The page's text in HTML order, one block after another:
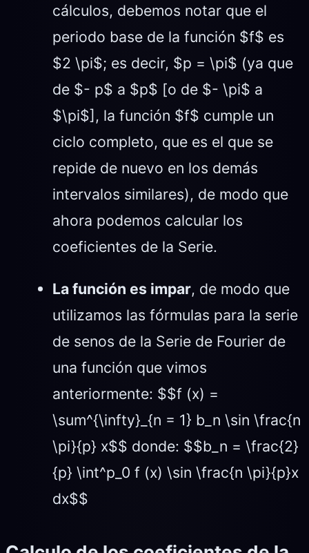
cálculos, debemos notar que el
periodo base de la función $f$ es
$2 \pi$; es decir, $p = \pi$ (ya que
de $- p$ a $p$ [o de $- \pi$ a
$\pi$], la función $f$ cumple un
ciclo completo, que es el que se
repide de nuevo en los demás
intervalos similares), de modo que
ahora podemos calcular los
coeficientes de la Serie.
La función es impar, de modo que
utilizamos las fórmulas para la serie
de senos de la Serie de Fourier de
una función que vimos
anteriormente: $$f (x) =
\sum^{\infty}_{n = 1} b_n \sin \frac{n
\pi}{p} x$$ donde: $$b_n = \frac{2}
{p} \int^p_0 f (x) \sin \frac{n \pi}{p}x
dx$$